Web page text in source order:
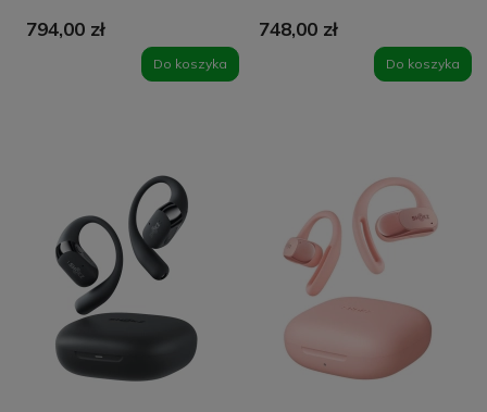
794,00 zł
Do koszyka
748,00 zł
Do koszyka